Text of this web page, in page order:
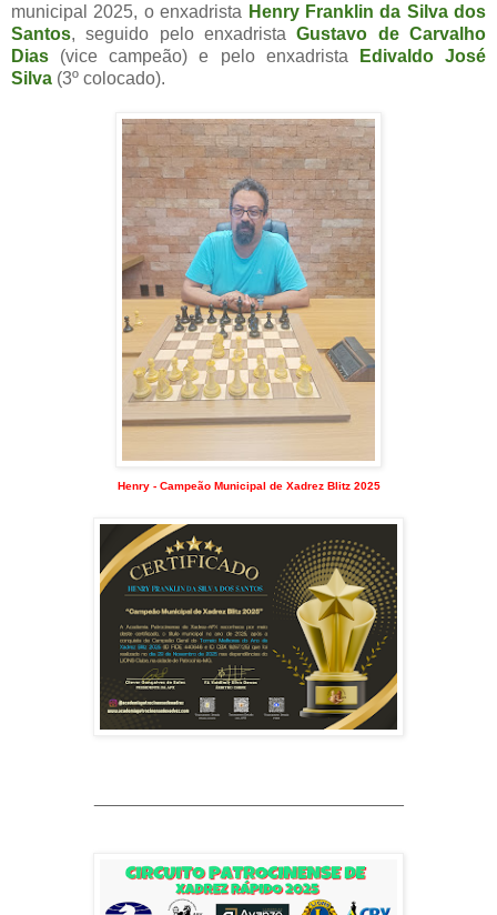
municipal 2025, o enxadrista Henry Franklin da Silva dos
Santos, seguido pelo enxadristaGustavo de Carvalho
Dias (vice campeão) e pelo enxadrista
Edivaldo José
Silva (3º colocado).
Henry - Campeão Municipal de Xadrez Blitz 2025